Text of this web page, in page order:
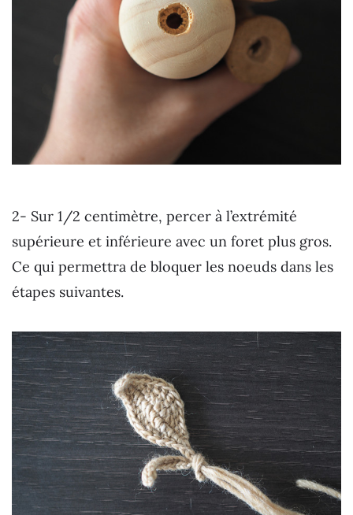
2- Sur 1/2 centimètre, percer à l’extrémité
supérieure et inférieure avec un foret plus gros.
Ce qui permettra de bloquer les noeuds dans les
étapes suivantes.